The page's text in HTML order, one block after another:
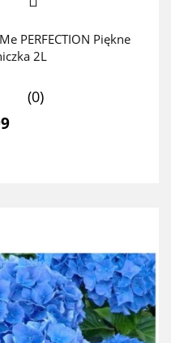
PERFECTION Piękne
2L
(0)